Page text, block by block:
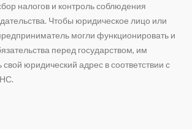
налогов и контроль соблюдения
Чтобы юридическое лицо или
могли функционировать и
перед государством, им
юридический адрес в соответствии с